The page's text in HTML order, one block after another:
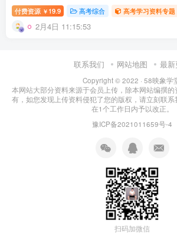
付费资源 ￥ 19.9 高考综合 高考学习资料专题
2月4日 11:15:53
联系我们 网站地图 最新
Copyright © 2022 · 58映象学
本网站大部分资料来源于会员上传，除本网站编撰
有，如您发现上传资料侵犯了您的版权，请立刻联
在1个工作日内予以改正。
豫ICP备2021011659号-4
扫码加微信